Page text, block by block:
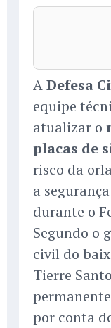
ADefesa
equipe
atualizar o
placas de
risco da
a
durante o
Segundo o
civil do
Tierre
por conta